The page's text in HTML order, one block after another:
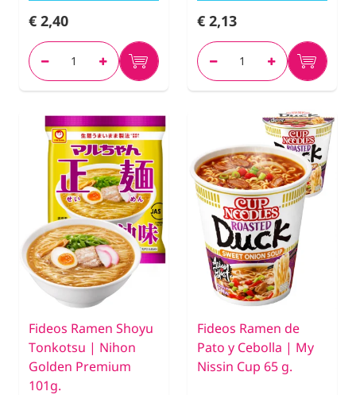
€ 2,40 € 2,13
Fideos Ramen Shoyu
Tonkotsu | Nihon
Golden Premium
101g.
Fideos Ramen de
Pato y Cebolla | My
Nissin Cup 65 g.